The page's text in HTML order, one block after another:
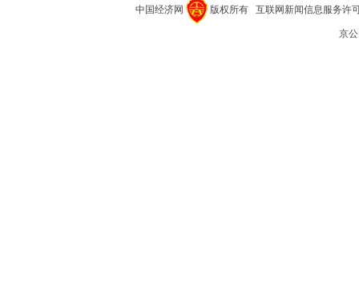
中国经济网 版权所有 互联网新闻信息服务许
京